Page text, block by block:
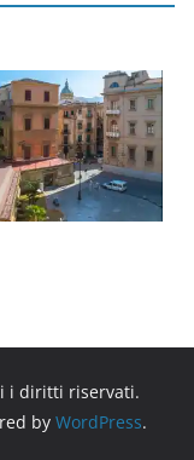
i diritti riservati.
by WordPress.